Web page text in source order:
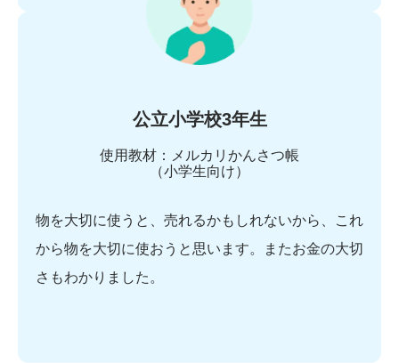
公立小学校3年生
使用教材：メルカリかんさつ帳
（小学生向け）
物を大切に使うと、売れるかもしれないから、これ
から物を大切に使おうと思います。またお金の大切
さもわかりました。